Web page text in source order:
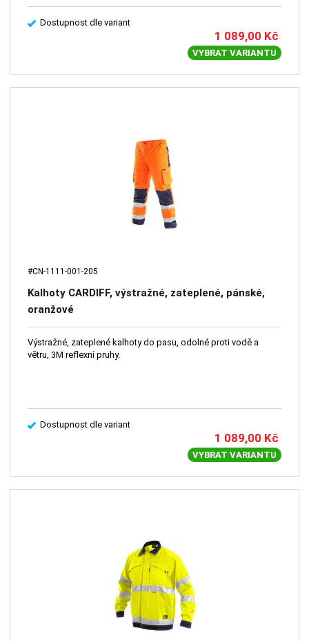
Dostupnost dle variant
1 089,00 Kč
VYBRAT VARIANTU
#CN-1111-001-205
Kalhoty CARDIFF, výstražné, zateplené, pánské,
oranžové
Výstražné, zateplené kalhoty do pasu, odolné proti vodě a
větru, 3M reflexní pruhy.
Dostupnost dle variant
1 089,00 Kč
VYBRAT VARIANTU